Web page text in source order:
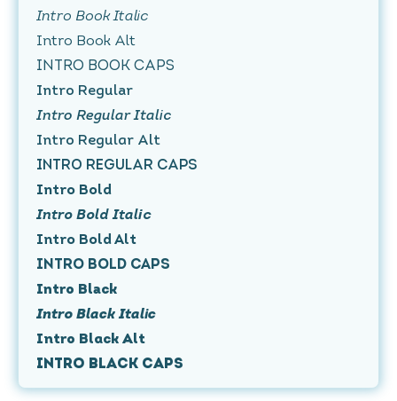
Intro Book Italic
Intro Book Alt
Intro Book Caps
Intro Regular
Intro Regular Italic
Intro Regular Alt
Intro Regular Caps
Intro Bold
Intro Bold Italic
Intro Bold Alt
Intro Bold Caps
Intro Black
Intro Black Italic
Intro Black Alt
Intro Black Caps